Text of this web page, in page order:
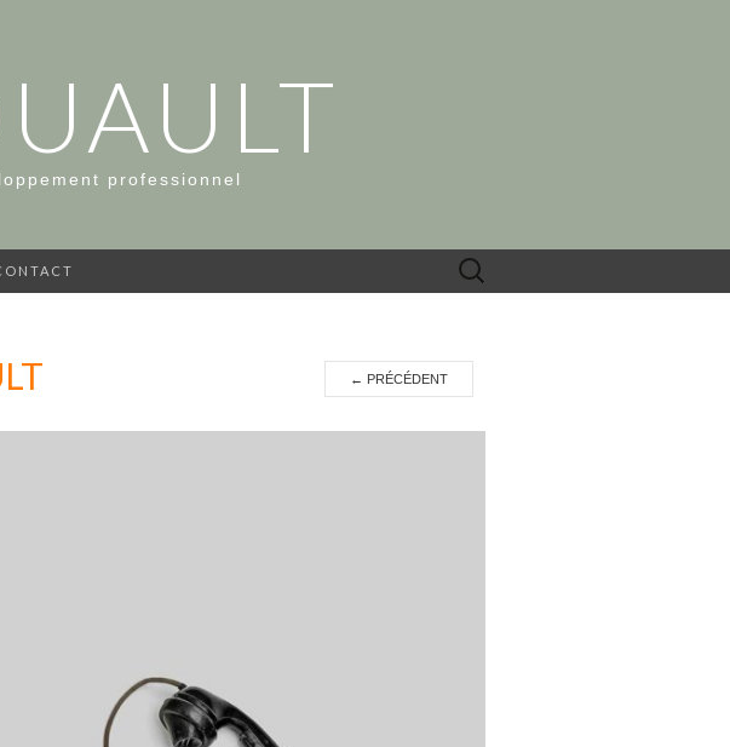
professionnel
Rechercher :
← PRÉCÉDENT